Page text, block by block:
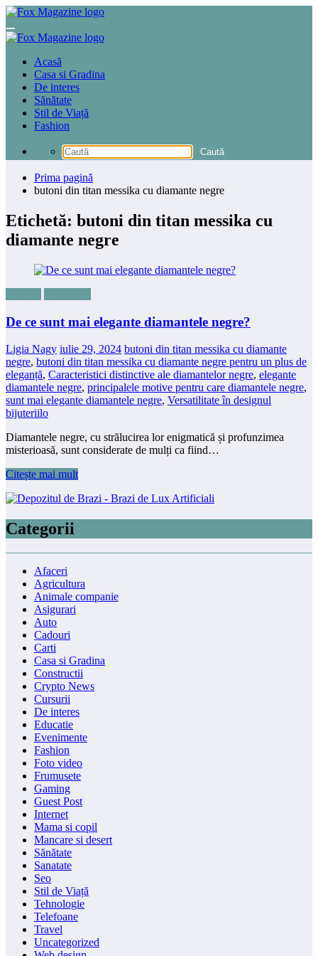
Sari
conținut
Acasă
Casa si Gradina
De interes
Sănătate
Stil de Viață
Fashion
Prima pagină
butoni din titan messika cu diamante negre
Etichetă: butoni din titan messika cu
diamante negre
De ce sunt mai elegante diamantele negre?
Ligia Nagy iulie 29, 2024 butoni din titan messika cu diamante
negre, butoni din titan messika cu diamante negre pentru un plus de
eleganță, Caracteristici distinctive ale diamantelor negre, elegante
diamantele negre, principalele motive pentru care diamantele negre,
sunt mai elegante diamantele negre, Versatilitate în designul
bijuteriilo
Diamantele negre, cu strălucirea lor enigmatică și profunzimea
misterioasă, sunt considerate de mulți ca fiind…
Citește mai mult
Categorii
Afaceri
Agricultura
Animale companie
Asigurari
Auto
Cadouri
Carti
Casa si Gradina
Constructii
Crypto News
Cursurii
De interes
Educatie
Evenimente
Fashion
Foto video
Frumusete
Gaming
Guest Post
Internet
Mama si copil
Mancare si desert
Sănătate
Sanatate
Seo
Stil de Viață
Tehnologie
Telefoane
Travel
Uncategorized